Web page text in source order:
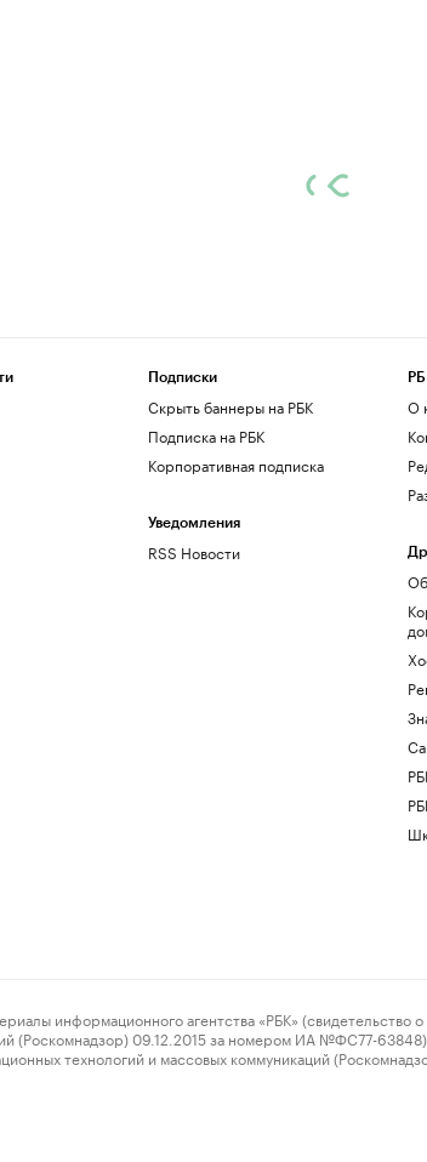
Подписки
Скрыть баннеры на РБК
Подписка на РБК
Корпоративная подписка
Уведомления
RSS Новости
О
агентства «РБК» (свидетельство о
09.12.2015 за номером ИА №ФС77-63848)
технологий и массовых коммуникаций